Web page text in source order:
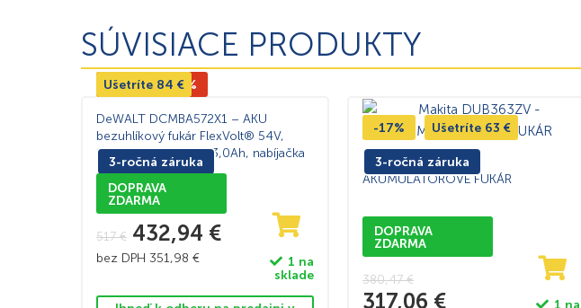
SÚVISIACE PRODUKTY
3-ročná záruka
Výpredaj -16%
Ušetríte 84 €
DeWALT DCMBA572X1 – AKU
bezuhlíkový fukár FlexVolt® 54V,
1×AKU 18/54V, 9,0/3,0Ah, nabíjačka
DOPRAVA
ZDARMA
517€ 432,94 €
bez DPH 351,98 €
1 na
sklade
3-ročná záruka
-17% Ušetríte 63 €
Makita DUB363ZV –
AKUMULÁTOROVÉ FUKÁR
DOPRAVA
ZDARMA
380,47€
317,06 €
1 na